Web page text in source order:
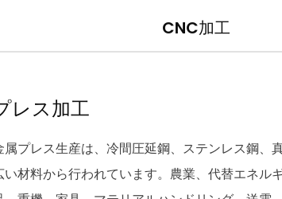
CNC加工
レス加工
属プレス生産は、冷間圧延鋼、ステンレス鋼、
い材料から行われています。農業、代替エネル